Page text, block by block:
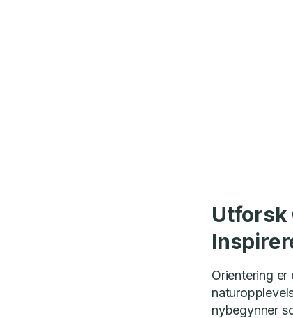
Utforsk
Orientering
nybegynner